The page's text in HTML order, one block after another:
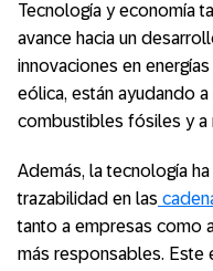
Tecnología y economía
avance hacia un
innovaciones en
eólica, están ayudando
combustibles fósiles y a
Además, la tecnología
trazabilidad en las
tanto a empresas como
más responsables. Este